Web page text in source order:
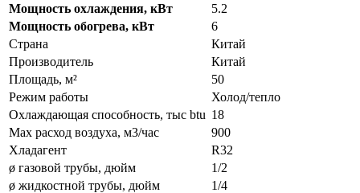
Мощность охлаждения, кВт
5.2
Мощность обогрева, кВт
6
Страна
Китай
Производитель
Китай
Площадь, м²
50
Режим работы
Холод/тепло
Охлаждающая способность, тыс btu 18
Max расход воздуха, м3/час
900
Хладагент
R32
ø газовой трубы, дюйм
1/2
ø жидкостной трубы, дюйм
1/4